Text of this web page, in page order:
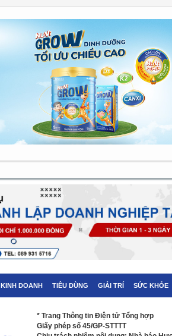
KINH DOANH TIÊU DÙNG GIẢI TRÍ SỨC KHỎE
* Trang Thông tin Điện tử Tổng hợp
Giấy phép số 45/GP-STTTT